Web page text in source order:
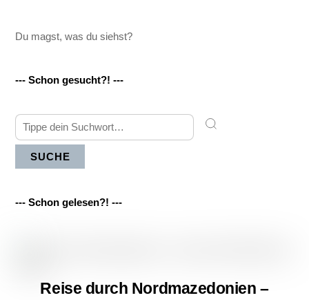
Du magst, was du siehst?
--- Schon gesucht?! ---
SUCHE
--- Schon gelesen?! ---
Reise durch Nordmazedonien –